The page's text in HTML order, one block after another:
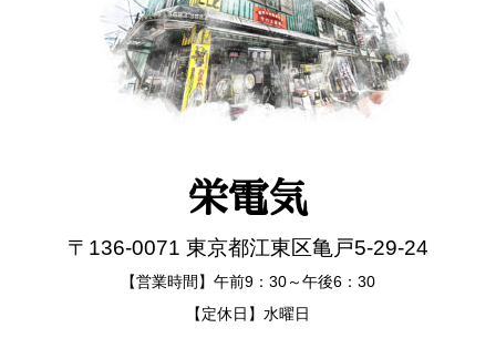
栄電気
〒136-0071 東京都江東区亀戸5-29-24
【営業時間】午前9：30～午後6：30
【定休日】水曜日